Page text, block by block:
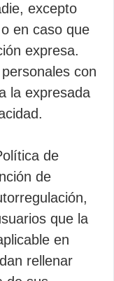
excepto
en caso que
expresa.
con
la expresada
de
de
que la
en
rellenar